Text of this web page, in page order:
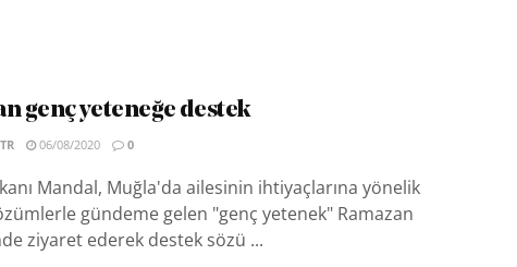
genç yeteneğe destek
06/08/2020 0
Mandal, Muğla'da ailesinin ihtiyaçlarına yönelik
gündeme gelen "genç yetenek" Ramazan
ziyaret ederek destek sözü ...